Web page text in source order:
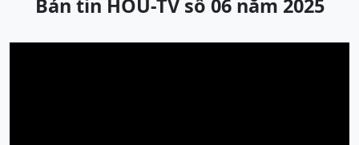
Bản tin HOU-TV số 06 năm 2025